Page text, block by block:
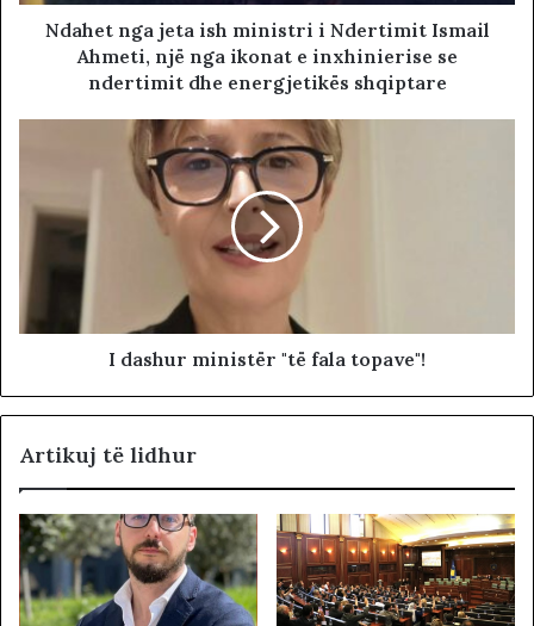
Ndahet nga jeta ish ministri i Ndertimit Ismail
Ahmeti, një nga ikonat e inxhinierise se
ndertimit dhe energjetikës shqiptare
I dashur ministër "të fala topave"!
Artikuj të lidhur